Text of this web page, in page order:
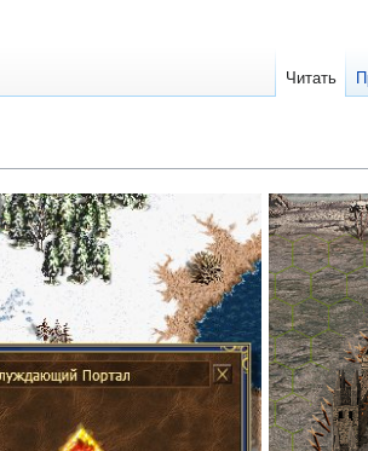
Читать